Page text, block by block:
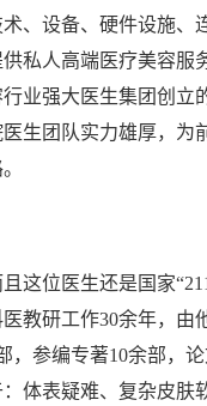
、设备、硬件设施、
私人高端医疗美容服
业强大医生集团创立
生团队实力雄厚，为
这位医生还是国家
教研工作30余年，由
，参编专著10余部，
体表疑难、复杂皮肤